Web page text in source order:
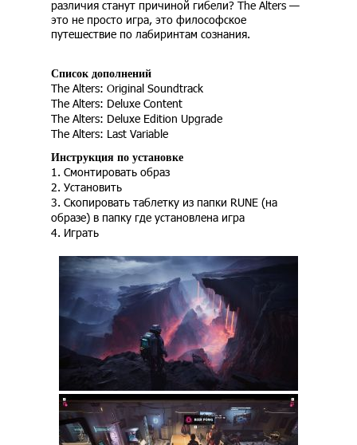
различия станут причиной гибели? The Alters —
это не просто игра, это философское
путешествие по лабиринтам сознания.
Список дополнений
The Alters: Original Soundtrack
The Alters: Deluxe Content
The Alters: Deluxe Edition Upgrade
The Alters: Last Variable
Инструкция по установке
1. Смонтировать образ
2. Установить
3. Скопировать таблетку из папки RUNE (на
образе) в папку где установлена игра
4. Играть